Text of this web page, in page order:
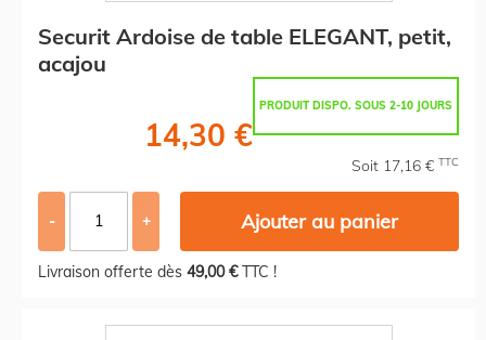
Securit Ardoise de table ELEGANT, petit,
acajou
PRODUIT DISPO. SOUS 2-10 JOURS
14,30 €
Soit 17,16 € TTC
- + Ajouter au panier
Livraison offerte dès 49,00 €TTC !